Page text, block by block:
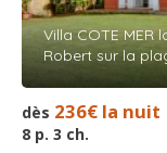
Villa COTE
Robert sur la
dès 236€ la nuit
8 p. 3 ch.